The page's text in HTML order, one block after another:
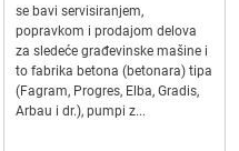
se bavi servisiranjem,
popravkom i prodajom delova
za sledeće građevinske mašine i
to fabrika betona (betonara) tipa
(Fagram, Progres, Elba, Gradis,
Arbau i dr.), pumpi z...